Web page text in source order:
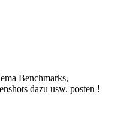
Benchmarks,
dazu usw. posten !